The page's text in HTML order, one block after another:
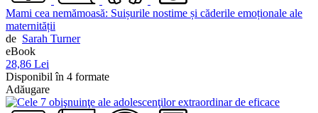
Mami cea nemămoasă: Suișurile nostime și căderile emoționale ale
maternității
de Sarah Turner
eBook
28,86 Lei
Disponibil în 4 formate
Adăugare